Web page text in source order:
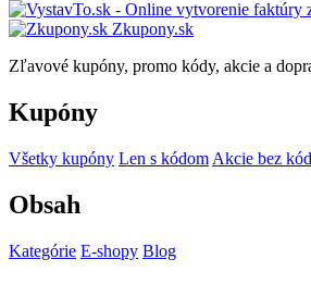
Zkupony.sk
Zľavové kupóny, promo kódy, akcie a
Kupóny
Všetky kupóny Len s kódom Akcie bez
Obsah
Kategórie E-shopy Blog